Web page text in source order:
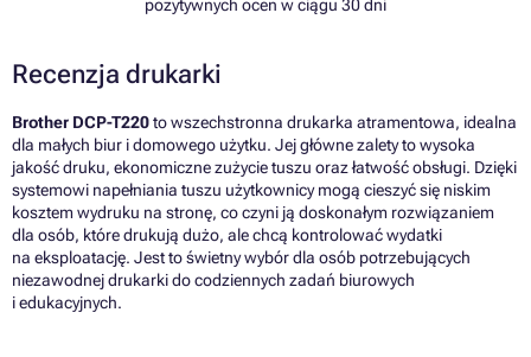
pozytywnych ocen w ciągu 30 dni
Recenzja drukarki
Brother DCP-T220to wszechstronna drukarka atramentowa, idealna
dla małych biur i domowego użytku. Jej główne zalety to wysoka
jakość druku, ekonomiczne zużycie tuszu oraz łatwość obsługi. Dzięki
systemowi napełniania tuszu użytkownicy mogą cieszyć się niskim
kosztem wydruku na stronę, co czyni ją doskonałym rozwiązaniem
dla osób, które drukują dużo, ale chcą kontrolować wydatki
na eksploatację. Jest to świetny wybór dla osób potrzebujących
niezawodnej drukarki do codziennych zadań biurowych
i edukacyjnych.